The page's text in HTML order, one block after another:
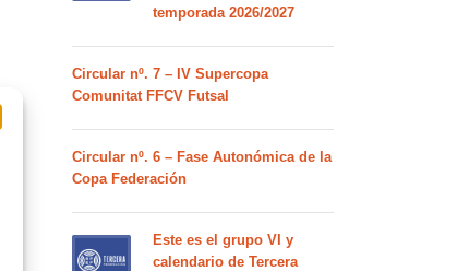
temporada 2026/2027
Circular nº. 7 – IV Supercopa
Comunitat FFCV Futsal
Circular nº. 6 – Fase Autonómica de la
Copa Federación
Este es el grupo VI y
calendario de Tercera